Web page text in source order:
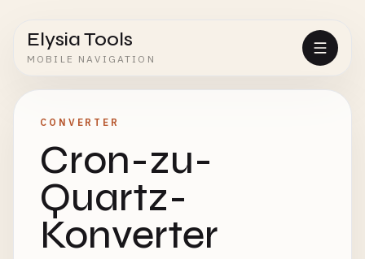
Elysia Tools
MOBILE NAVIGATION
CONVERTER
Cron-zu-
Quartz-
Konverter